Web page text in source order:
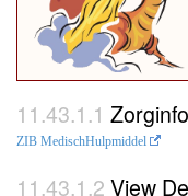
ZIB MedischHulpmiddel
View